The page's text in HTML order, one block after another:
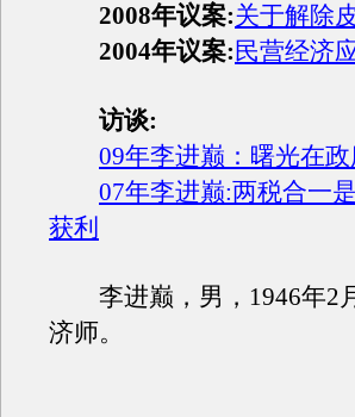
2008年议案:关于解除
2004年议案:民营经济
访谈:
09年李进巅：曙光在
07年李进巅:两税合一
获利
李进巅，男，1946年2
济师。